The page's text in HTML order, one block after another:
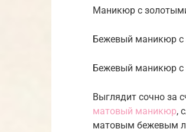
Маникюр с
Бежевый маникюр с
Бежевый маникюр
Выглядит сочно за
матовый маникюр,
матовым бежевым